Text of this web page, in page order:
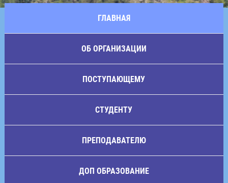
ГЛАВНАЯ
ОБ ОРГАНИЗАЦИИ
ПОСТУПАЮЩЕМУ
СТУДЕНТУ
ПРЕПОДАВАТЕЛЮ
ДОП ОБРАЗОВАНИЕ